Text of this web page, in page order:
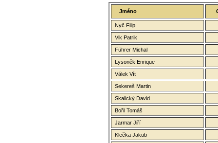
Jméno
Nyč Filip
Vlk Patrik
Führer Michal
Lysoněk Enrique
Válek Vít
Sekereš Martin
Skalický David
Bořil Tomáš
Jarmar Jiří
Klečka Jakub